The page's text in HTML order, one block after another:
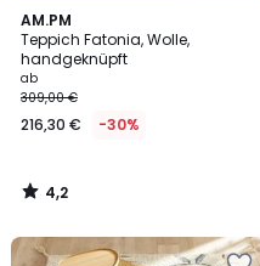
AM.PM
Teppich Fatonia, Wolle,
handgeknüpft
ab
309,00 €
216,30 € -30%
4,2
/ 5
4,2
/